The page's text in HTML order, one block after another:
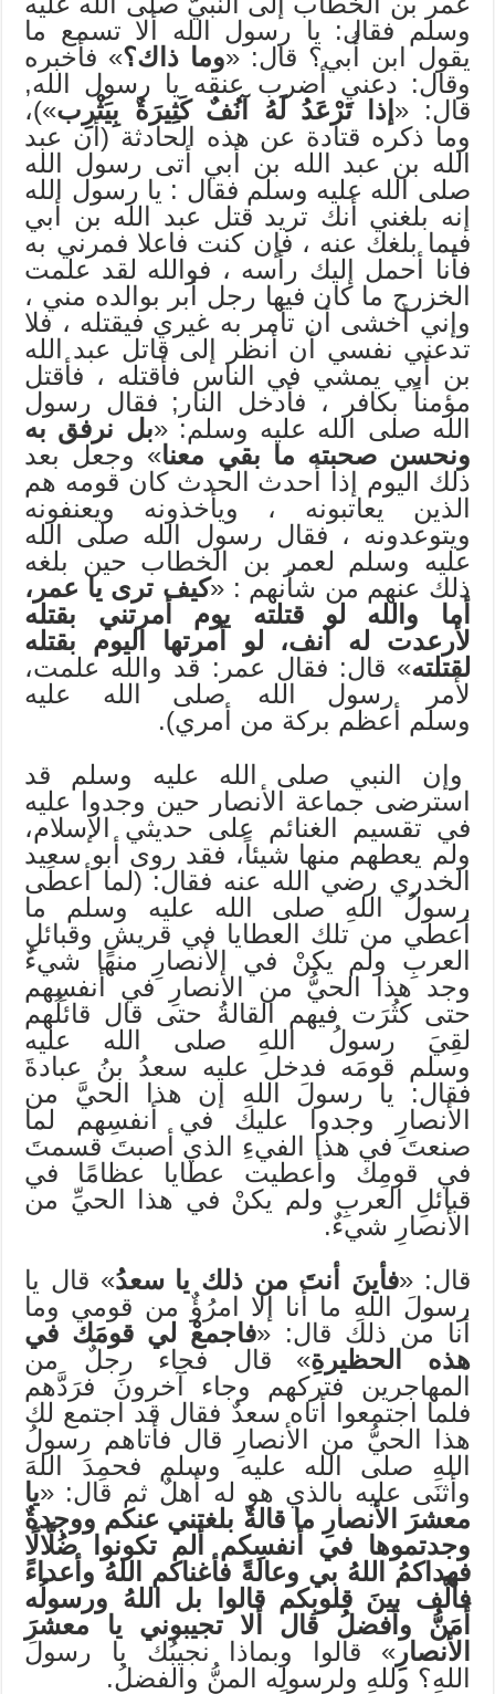
وسلم فقال: يا رسول الله ألا تسمع ما
يقول ابن أُبي؟ قال: «وما ذاك؟» فأخبره
وقال: دعني أضرب عنقه يا رسول الله,
قال: « إذا تَرْعَدُ لَهُ آنُفٌ كَثِيرَةٌ بِيَثْرِب»)،
وما ذكره قتادة عن هذه الحادثة (أن عبد
الله بن عبد الله بن أبي أتى رسول الله
صلى الله عليه وسلم فقال : يا رسول الله
إنه بلغني أنك تريد قتل عبد الله بن أبي
فيما بلغك عنه ، فإن كنت فاعلا فمرني به
فأنا أحمل إليك رأسه ، فوالله لقد علمت
الخزرج ما كان فيها رجل أبر بوالده مني ،
وإني أخشى أن تأمر به غيري فيقتله ، فلا
تدعني نفسي أن أنظر إلى قاتل عبد الله
بن أبي يمشي في الناس فأقتله ، فأقتل
مؤمناً بكافر ، فأدخل النار; فقال رسول
الله صلى الله عليه وسلم: «بل نرفق به
ونحسن صحبته ما بقي معنا» وجعل بعد
ذلك اليوم إذا أحدث الحدث كان قومه هم
الذين يعاتبونه ، ويأخذونه ويعنفونه
ويتوعدونه ، فقال رسول الله صلى الله
عليه وسلم لعمر بن الخطاب حين بلغه
ذلك عنهم من شأنهم : «كيف ترى يا عمر،
أما والله لو قتلته يوم أمرتني بقتله
لأرعدت له آنف، لو أمرتها اليوم بقتله
لقتلته» قال: فقال عمر: قد والله علمت،
لأمر رسول الله صلى الله عليه
وسلم أعظم بركة من أمري).
وإن النبي صلى الله عليه وسلم قد
استرضى جماعة الأنصار حين وجدوا عليه
في تقسيم الغنائم على حديثي الإسلام،
ولم يعطهم منها شيئاً، فقد روى أبو سعيد
الخدري رضي الله عنه فقال: (لما أعطَى
رسولُ اللهِ صلى الله عليه وسلم ما
أعطي من تلك العطايا في قريشٍ وقبائلِ
العربِ ولم يكنْ في الأنصارِ منها شيءٌ
وجد هذا الحيُّ من الأنصارِ في أنفسِهم
حتى كثُرَت فيهم القالةُ حتى قال قائلُهم
لقِيَ رسولُ اللهِ صلى الله عليه
وسلم قومَه فدخل عليه سعدُ بنُ عبادةَ
فقال: يا رسولَ اللهِ إن هذا الحيَّ من
الأنصارِ وجدوا عليك في أنفسِهم لما
صنعتَ في هذا الفيءِ الذي أصبتَ قسمتَ
في قومِك وأعطيت عطايا عظامًا في
قبائلِ العربِ ولم يكنْ في هذا الحيِّ من
الأنصارِ شيءٌ.
قال: «فأينَ أنتَ من ذلك يا سعدُ» قال يا
رسولَ اللهِ ما أنا إلا امرُؤٌ من قومي وما
أنا من ذلك قال: «فاجمعْ لي قومَك في
هذه الحظيرةِ» قال فجاء رجلٌ من
المهاجرين فتركهم وجاء آخرونَ فرَدَّهم
فلما اجتمعوا أتاه سعدٌ فقال قد اجتمع لك
هذا الحيُّ من الأنصارِ قال فأتاهم رسولُ
اللهِ صلى الله عليه وسلم فحمِدَ اللهَ
وأثنَى عليه بالذي هو له أهلٌ ثم قال: «يا
معشرَ الأنصارِ ما قالةٌ بلغتني عنكم ووجدةٌ
وجدتموها في أنفسِكم ألم تكونوا ضُلَّالًا
فهداكمُ اللهُ بي وعالةً فأغناكم اللهُ وأعداءً
فألَّف بينَ قلوبِكم قالوا بل اللهُ ورسولُه
أَمَنُّ وأفضلُ قال ألا تجيبوني يا معشرَ
الأنصارِ» قالوا وبماذا نجيبُك يا رسولَ
اللهِ؟ وللهِ ولرسولِه المنُّ والفضلُ.